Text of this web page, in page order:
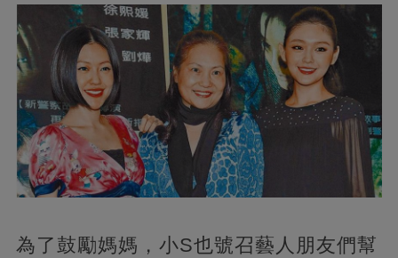
為了鼓勵媽媽，小S也號召藝人朋友們幫